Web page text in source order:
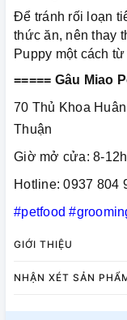
Để tránh rối loạn
thức ăn, nên thay
Puppy một cách
===== Gâu Miao
70 Thủ Khoa
Thuận
Giờ mở cửa: 8-
Hotline: 0937 804
#petfood
GIỚI THIỆU
NHẬN XÉT SẢN